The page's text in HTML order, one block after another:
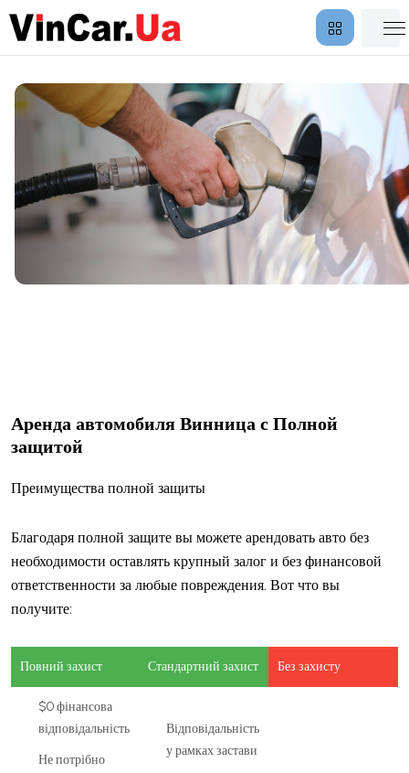
Аренда автомобиля Винница с Полной
защитой
Преимущества полной защиты
Благодаря полной защите вы можете арендовать авто без
необходимости оставлять крупный залог и без финансовой
ответственности за любые повреждения. Вот что вы
получите:
Повний захист Стандартний захист Без захисту
$0 фінансова
відповідальність
Не потрібно
Відповідальність
у рамках застави